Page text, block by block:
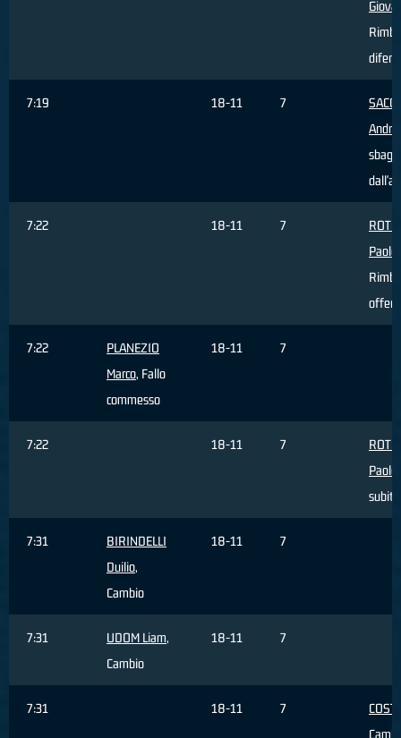
7:19 18-11 7
7:22 18-11 7
Paolo
7:22
PLANEZIO
Marco, Fallo
commesso
18-11 7
7:22 18-11 7
Paolo
subito
7:31
BIRINDELLI
Duilio,
Cambio
18-11 7
7:31 UDOM Liam,
Cambio
18-11 7
7:31 18-11 7